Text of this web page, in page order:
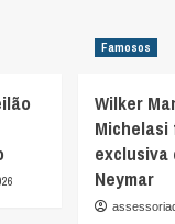
Famosos
Wilker
Neymar